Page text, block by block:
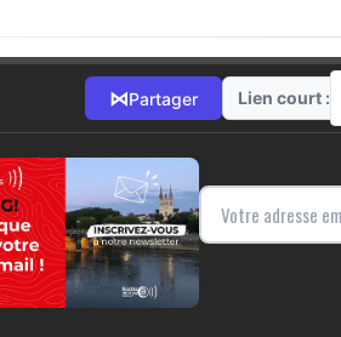
⋈Partager Lien court :